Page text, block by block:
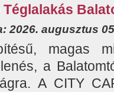
Téglalakás
2026. augusztus
magas
a
A CITY